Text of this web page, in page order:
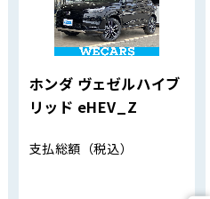
ホンダ ヴェゼルハイブ
リッド eHEV_Z
支払総額 （税込）